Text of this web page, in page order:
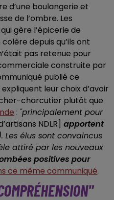
d’une boulangerie et
de l’ombre. Les
gère l’épicerie de
depuis qu’ils ont
pas retenue pour
construite par
publié ce
leur choix d’avoir
charcutier plutôt que
: "principalement pour
NDLR] apportent
Les élus sont convaincus
attiré par les nouveaux
positives pour
ce même communiqué.